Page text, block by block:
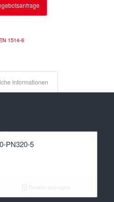
EN 1514-6
Informationen
PN320-5